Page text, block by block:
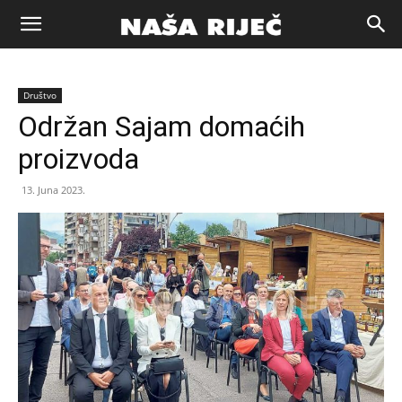
Naša
riječ
Zenica
Društvo
Održan Sajam domaćih
proizvoda
13. Juna 2023.